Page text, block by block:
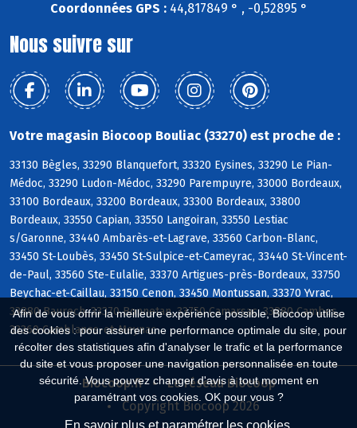
Afin de vous offrir la meilleure expérience possible, Biocoop utilise
des cookies : pour assurer une performance optimale du site, pour
récolter des statistiques afin d'analyser le trafic et la performance
du site et vous proposer une navigation personnalisée en toute
sécurité. Vous pouvez changer d'avis à tout moment en
paramétrant vos cookies. OK pour vous ?
En savoir plus et paramétrer les cookies
Coordonnées GPS :44,817849 ° , -0,52895 °
Nous suivre sur
Votre magasin Biocoop Bouliac (33270) est proche de :
33130 Bègles, 33290 Blanquefort, 33320 Eysines, 33290 Le Pian-
Médoc, 33290 Ludon-Médoc, 33290 Parempuyre, 33000 Bordeaux,
33100 Bordeaux, 33200 Bordeaux, 33300 Bordeaux, 33800
Bordeaux, 33550 Capian, 33550 Langoiran, 33550 Lestiac
s/Garonne, 33440 Ambarès-et-Lagrave, 33560 Carbon-Blanc,
33450 St-Loubès, 33450 St-Sulpice-et-Cameyrac, 33440 St-Vincent-
de-Paul, 33560 Ste-Eulalie, 33370 Artigues-près-Bordeaux, 33750
Beychac-et-Caillau, 33150 Cenon, 33450 Montussan, 33370 Yvrac,
33880 Baurech, 33370 Bonnetan, 33750 Camarsac, 33880 Cambes,
33360 Camblanes-et-Meynac
Biocoop.fr
Le réseau Biocoop
Copyright Biocoop 2026